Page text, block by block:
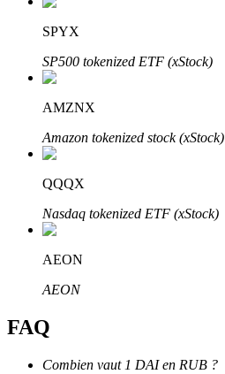
Partenaires Bitrue
Affiliés Bitrue
Jusqu'à 65 % de commissions !
SPYX
SP500 tokenized ETF (xStock)
AMZNX
Amazon tokenized stock (xStock)
QQQX
Nasdaq tokenized ETF (xStock)
AEON
AEON
FAQ
Combien vaut 1 DAI en RUB ?